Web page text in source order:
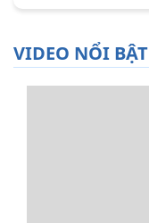
VIDEO NỔI BẬT